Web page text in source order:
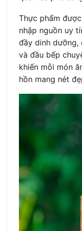
Thực phẩm
nhập nguồn uy
đầy dinh
và đầu bếp
khiến mỗi món
hồn mang nét